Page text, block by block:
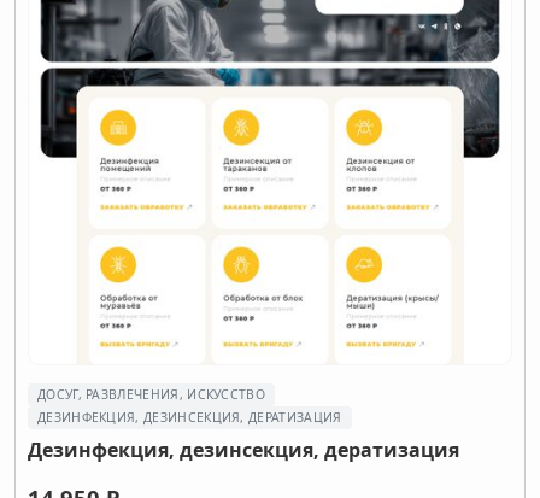
ДОСУГ, РАЗВЛЕЧЕНИЯ, ИСКУССТВО
ДEЗИНФЕКЦИЯ, ДEЗИНСЕКЦИЯ, ДЕРАТИЗАЦИЯ
Дeзинфекция, дeзинсекция, дератизация